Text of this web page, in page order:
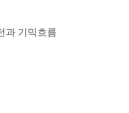
과 기믹흐름